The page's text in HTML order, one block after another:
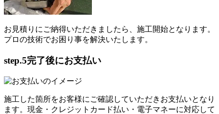
お見積りにご納得いただきましたら、施工開始となります。
プロの技術でお困り事を解決いたします。
step.5完了後にお支払い
施工した箇所をお客様にご確認していただきお支払いとなり
ます。現金・クレジットカード払い・電子マネーに対応して